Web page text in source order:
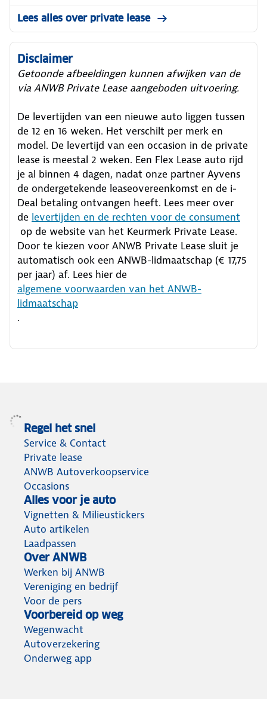
Lees alles over private lease
Disclaimer
Getoonde afbeeldingen kunnen afwijken van de
via ANWB Private Lease aangeboden uitvoering.
De levertijden van een nieuwe auto liggen tussen
de 12 en 16 weken. Het verschilt per merk en
model. De levertijd van een occasion in de private
lease is meestal 2 weken. Een Flex Lease auto rijd
je al binnen 4 dagen, nadat onze partner Ayvens
de ondergetekende leaseovereenkomst en de i-
Deal betaling ontvangen heeft. Lees meer over
de levertijden en de rechten voor de consument
op de website van het Keurmerk Private Lease.
Door te kiezen voor ANWB Private Lease sluit je
automatisch ook een ANWB-lidmaatschap (€ 17,75
per jaar) af. Lees hier de
algemene voorwaarden van het ANWB-
lidmaatschap
.
Regel het snel
Service & Contact
Private lease
ANWB Autoverkoopservice
Occasions
Alles voor je auto
Vignetten & Milieustickers
Auto artikelen
Laadpassen
Over ANWB
Werken bij ANWB
Vereniging en bedrijf
Voor de pers
Voorbereid op weg
Wegenwacht
Autoverzekering
Onderweg app